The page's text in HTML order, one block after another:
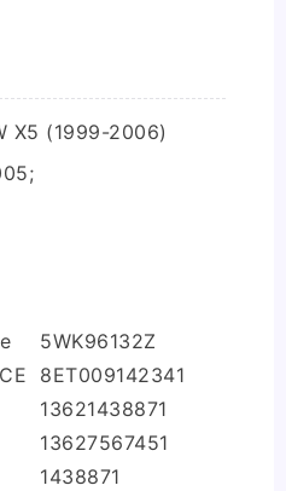
X5 (1999-2006)
5WK96132Z
8ET009142341
13621438871
13627567451
1438871